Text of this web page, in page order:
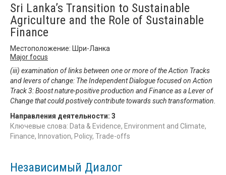
Sri Lanka’s Transition to Sustainable
Agriculture and the Role of Sustainable
Finance
Местоположение: Шри-Ланка
Major focus
(iii) examination of links between one or more of the Action Tracks
and levers of change: The Independent Dialogue focused on Action
Track 3: Boost nature-positive production and Finance as a Lever of
Change that could postively contribute towards such transformation.
Направления деятельности: 3
Ключевые слова: Data & Evidence, Environment and Climate,
Finance, Innovation, Policy, Trade-offs
Независимый Диалог